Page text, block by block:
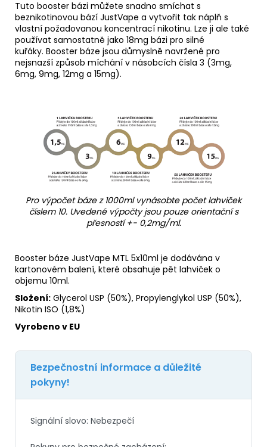
Tuto booster bázi můžete snadno smíchat s
beznikotinovou bází JustVape a vytvořit tak náplň s
vlastní požadovanou koncentrací nikotinu. Lze ji ale také
používat samostatně jako 18mg bázi pro silné
kuřáky. Booster báze jsou důmyslně navržené pro
nejsnazší způsob míchání v násobcích čísla 3 (3mg,
6mg, 9mg, 12mg a 15mg).
Pro výpočet báze z 1000ml vynásobte počet lahviček
číslem 10. Uvedené výpočty jsou pouze orientační s
přesností +- 0,2mg/ml.
Booster báze JustVape MTL 5x10ml je dodávána v
kartonovém balení, které obsahuje pět lahviček o
objemu 10ml.
Složení: Glycerol USP (50%), Propylenglykol USP (50%),
Nikotin ISO (1,8%)
Vyrobeno v EU